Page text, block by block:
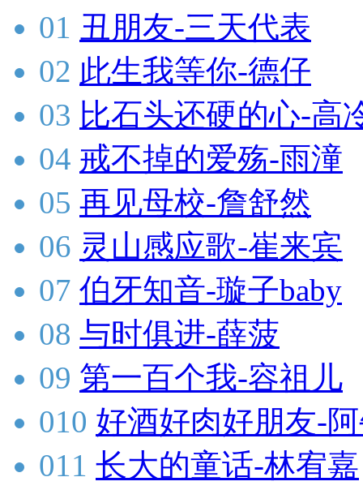
01 丑朋友-三天代表
02 此生我等你-德仔
03 比石头还硬的心-高
04 戒不掉的爱殇-雨潼
05 再见母校-詹舒然
06 灵山感应歌-崔来宾
07 伯牙知音-璇子baby
08 与时俱进-薛菠
09 第一百个我-容祖儿
010 好酒好肉好朋友-
011 长大的童话-林宥嘉